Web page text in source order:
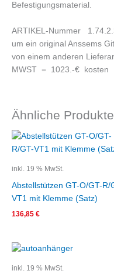
Befestigungsmaterial.
ARTIKEL-Nummer
um ein original Anssems
von einem anderen
MWST = 1023.-€ kosten
Ähnliche Produkte
inkl. 19 % MwSt.
Abstellstützen GT-O/GT-R/
VT1 mit Klemme (Satz)
136,85 €
inkl. 19 % MwSt.